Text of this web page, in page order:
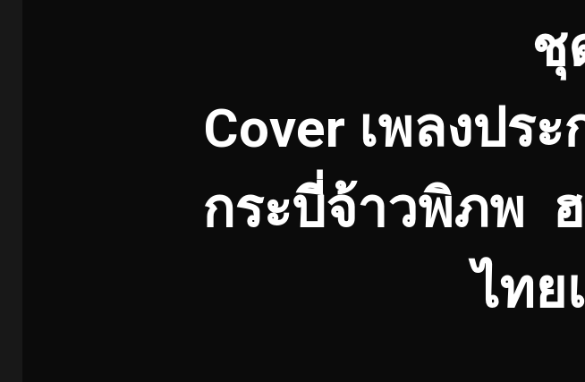
ชุ
Cover เพลงปร
กระบี่จ้าวพิภพ
ไทย